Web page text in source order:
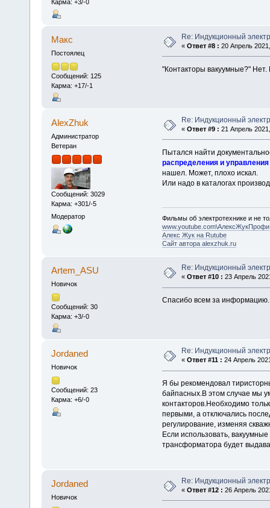
Карма: +3/-0
Макс
Постоялец
Сообщений: 125
Карма: +17/-1
Re: Индукционный
« Ответ #8 : 20 Апрель
"Контакторы вакуумные?" Нет.
AlexZhuk
Администратор
Ветеран
Сообщений: 3029
Карма: +301/-5
Модератор
Re: Индукционный
« Ответ #9 : 21 Апрель
Пытался найти
распределения и
нашел. Может, плохо искал.
Или надо в каталогах
Фильмы об электротехнике и не
www.youtube.com\АлексЖукПрофи
Алекс Жук на Rutube
Сайт автора alexzhuk.ru
Artem_ASU
Новичок
Сообщений: 30
Карма: +3/-0
Re: Индукционный
« Ответ #10 : 23 Апрель
Спасибо всем за информацию.
Jordaned
Новичок
Сообщений: 23
Карма: +6/-0
Re: Индукционный
« Ответ #11 : 24 Апрель
Я бы рекомендовал
байпасных.В этом случае мы
контакторов.Необходимо
первыми, а отключались
регулирование, изменяя
Если использовать,
трансформатора будет
Jordaned
Новичок
Re: Индукционный
« Ответ #12 : 26 Апрель